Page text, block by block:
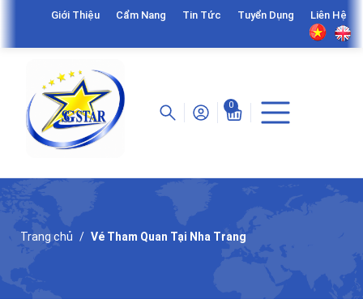
Giới Thiệu Cẩm Nang Tin Tức Tuyển Dụng Liên Hệ
0
Trang chủ Vé Tham Quan Tại Nha Trang